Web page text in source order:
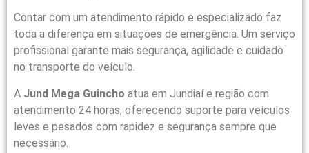
Contar com um atendimento rápido e especializado faz
toda a diferença em situações de emergência. Um serviço
profissional garante mais segurança, agilidade e cuidado
no transporte do veículo.
A Jund Mega Guincho atua em Jundiaí e região com
atendimento 24 horas, oferecendo suporte para veículos
leves e pesados com rapidez e segurança sempre que
necessário.